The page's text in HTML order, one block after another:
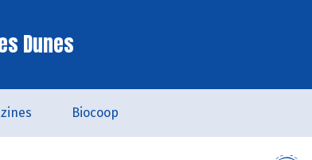
Dunes
Biocoop